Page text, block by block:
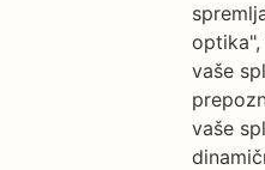
vaše
vaše